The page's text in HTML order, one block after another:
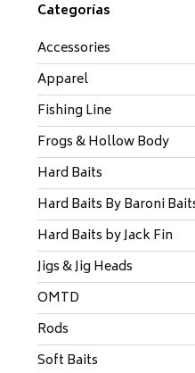
Categorías
Accessories
Apparel
Fishing Line
Frogs & Hollow Body
Hard Baits
Hard Baits By Baroni
Hard Baits by Jack Fin
Jigs & Jig Heads
OMTD
Rods
Soft Baits